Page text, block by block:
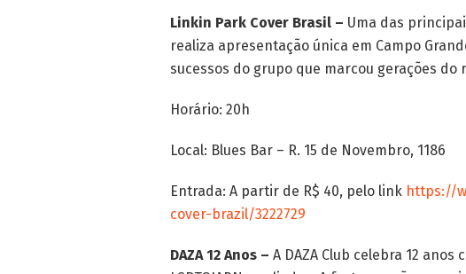
Linkin Park Cover Brasil – Uma das
realiza apresentação única em Campo
sucessos do grupo que marcou gerações do
Horário: 20h
Local: Blues Bar – R. 15 de Novembro, 1186
Entrada: A partir de R$ 40, pelo link https://
cover-brazil/3222729
DAZA 12 Anos – A DAZA Club celebra 12